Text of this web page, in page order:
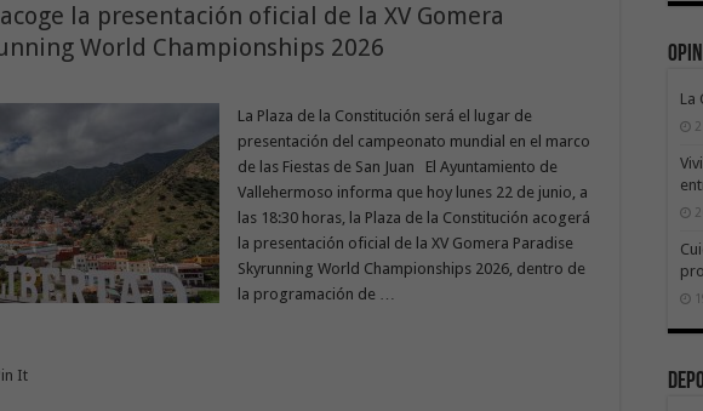
la presentación oficial de la XV Gomera
World Championships 2026
La Plaza de la Constitución será el lugar de
presentación del campeonato mundial en el marco
de las Fiestas de San Juan El Ayuntamiento de
Vallehermoso informa que hoy lunes 22 de junio, a
las 18:30 horas, la Plaza de la Constitución acogerá
la presentación oficial de la XV Gomera Paradise
Skyrunning World Championships 2026, dentro de
la programación de …
La